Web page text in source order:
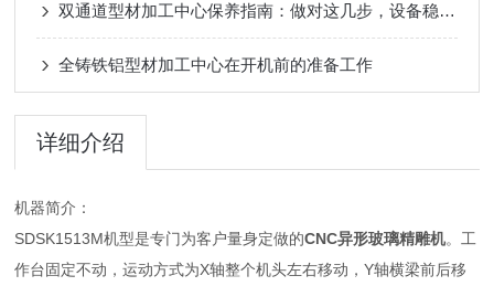
双通道型材加工中心保养指南：做对这几步，设备稳跑不“掉链”
全铸铁铝型材加工中心在开机前的准备工作
详细介绍
机器简介：
SDSK1513M机型是专门为客户量身定做的CNC异形玻璃精雕机。工
作台固定不动，运动方式为X轴整个机头左右移动，Y轴横梁前后移